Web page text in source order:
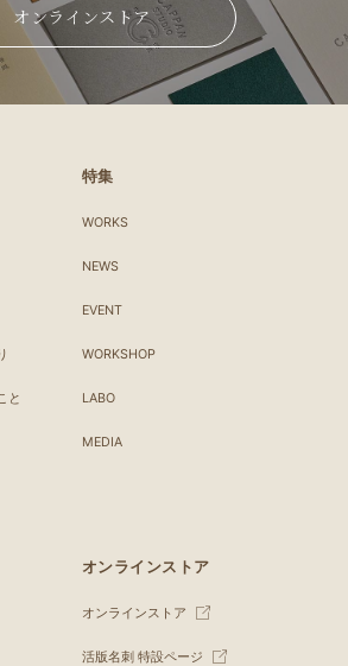
オンラインストア
と
特集
WORKS
NEWS
EVENT
WORKSHOP
LABO
MEDIA
オンラインストア
オンラインストア
活版名刺 特設ページ